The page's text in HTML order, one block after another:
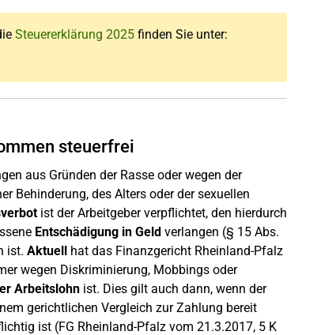
Steuererklärung 2025 finden Sie unter:
steuerfrei
aus Gründen der Rasse oder wegen der
Behinderung, des Alters oder der sexuellen
ist der Arbeitgeber verpflichtet, den hierdurch
Entschädigung in Geld verlangen (§ 15 Abs.
ist. Aktuell hat das Finanzgericht Rheinland-Pfalz
wegen Diskriminierung, Mobbings oder
Arbeitslohn ist. Dies gilt auch dann, wenn der
gerichtlichen Vergleich zur Zahlung bereit
ist (FG Rheinland-Pfalz vom 21.3.2017, 5 K